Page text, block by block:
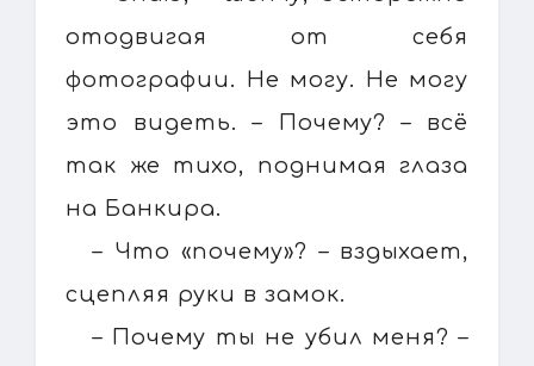
отодвигая от себя
фотографии. Не могу. Не могу
это видеть. – Почему? – всё
так же тихо, поднимая глаза
на Банкира.
– Что «почему»? – вздыхает,
сцепляя руки в замок.
– Почему ты не убил меня? –